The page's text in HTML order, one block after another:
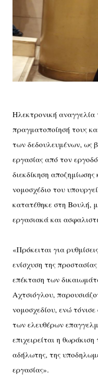
Ηλεκτρονική
πραγματοποίησή τους
των δεδουλευμένων, ως
εργασίας από τον
διεκδίκηση
νομοσχέδιο του
κατατέθηκε στη Βουλή,
εργασιακά και
«Πρόκειται για
ενίσχυση της
επέκταση των
Αχτσιόγλου,
νομοσχεδίου, ενώ
των ελευθέρων
επιχειρείται η
αδήλωτης, της
εργασίας».